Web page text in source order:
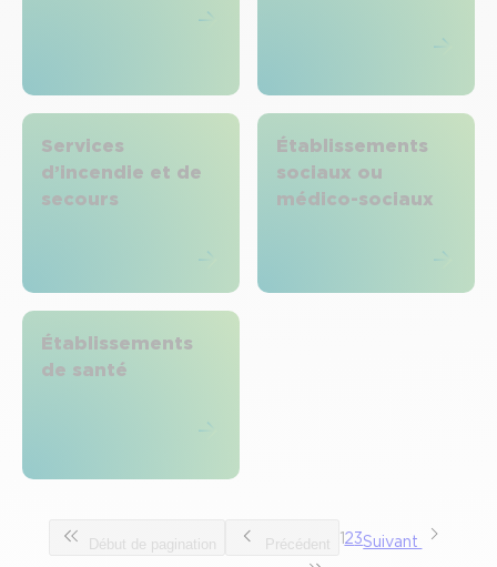
Services
d’incendie et de
secours
Établissements
sociaux ou
médico-sociaux
Établissements
de santé
Début de pagination Précédent 123Suivant